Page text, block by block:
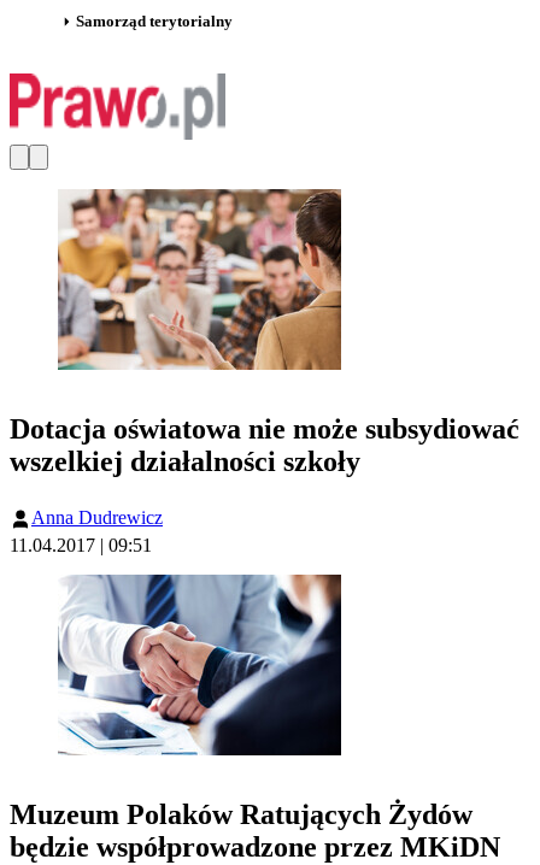
Samorząd terytorialny
Dotacja oświatowa nie może subsydiować
wszelkiej działalności szkoły
Anna Dudrewicz
11.04.2017 | 09:51
Muzeum Polaków Ratujących Żydów
będzie współprowadzone przez MKiDN